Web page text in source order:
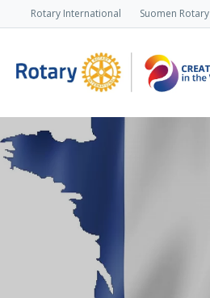
Rotary International Suomen Rotary